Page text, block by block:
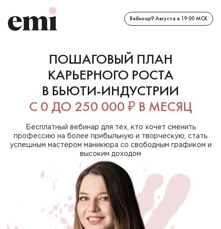
Вебинар9 Августа в 19:00 МСК
ПОШАГОВЫЙ ПЛАН
КАРЬЕРНОГО РОСТА
В БЬЮТИ-ИНДУСТРИИ
С 0 ДО 250 000 ₽ В МЕСЯЦ
Бесплатный вебинар для тех, кто хочет сменить
профессию на более прибыльную и творческую, стать
успешным мастером маникюра со свободным графиком и
высоким доходом